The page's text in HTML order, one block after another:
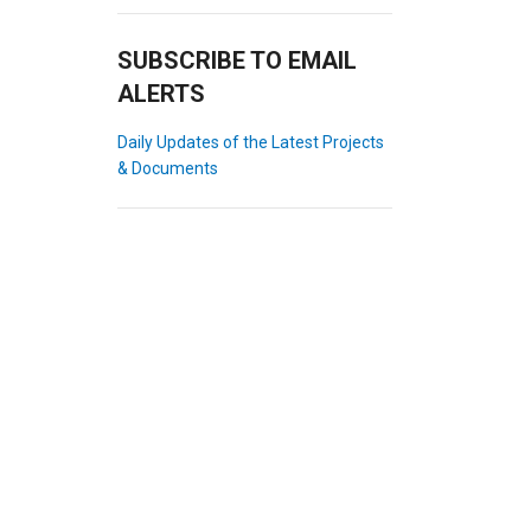
SUBSCRIBE TO EMAIL
ALERTS
Daily Updates of the Latest Projects
& Documents